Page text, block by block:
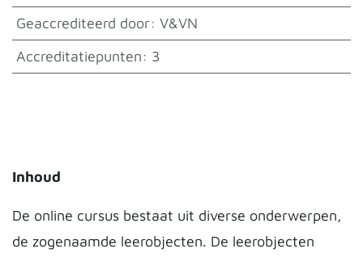
Geaccrediteerd door: V&VN
Accreditatiepunten: 3
Inhoud
De online cursus bestaat uit diverse onderwerpen,
de zogenaamde leerobjecten. De leerobjecten